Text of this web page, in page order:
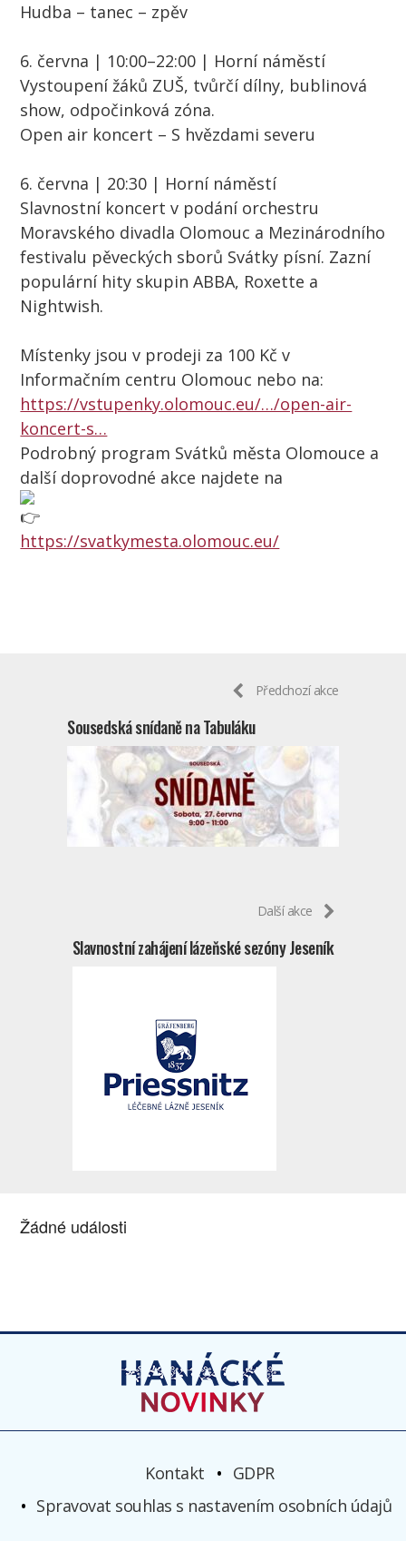
Hudba – tanec – zpěv
6. června | 10:00–22:00 | Horní náměstí
Vystoupení žáků ZUŠ, tvůrčí dílny, bublinová
show, odpočinková zóna.
Open air koncert – S hvězdami severu
6. června | 20:30 | Horní náměstí
Slavnostní koncert v podání orchestru
Moravského divadla Olomouc a Mezinárodního
festivalu pěveckých sborů Svátky písní. Zazní
populární hity skupin ABBA, Roxette a
Nightwish.
Místenky jsou v prodeji za 100 Kč v
Informačním centru Olomouc nebo na:
https://vstupenky.olomouc.eu/…/open-air-
koncert-s…
Podrobný program Svátků města Olomouce a
další doprovodné akce najdete na
https://svatkymesta.olomouc.eu/
Předchozí akce
Sousedská snídaně na Tabuláku
Další akce
Slavnostní zahájení lázeňské sezóny Jeseník
Žádné události
Kontakt
GDPR
Spravovat souhlas s nastavením osobních údajů